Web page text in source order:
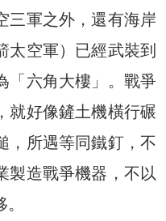
三軍之外，還有海岸
太空軍）已經武裝到
「六角大樓」。戰爭
就好像鏟土機橫行碾
，所遇等同鐵釘，不
製造戰爭機器，不以